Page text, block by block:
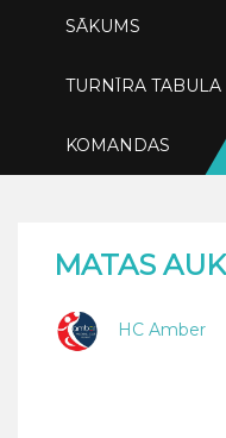
SĀKUMS
TURNĪRA TABULA
KOMANDAS
MATAS
HC Amber